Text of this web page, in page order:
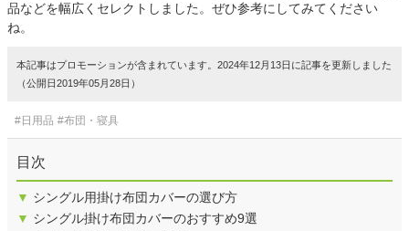
品などを幅広くセレクトしました。ぜひ参考にしてみてください
ね。
本記事はプロモーションが含まれています。2024年12月13日に記事を更新しました
（公開日2019年05月28日）
#日用品 #布団・寝具
目次
▼ シングル用掛け布団カバーの選び方
▼ シングル掛け布団カバーのおすすめ9選